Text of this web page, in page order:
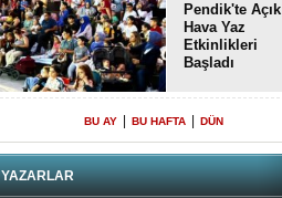
Pendik'te Açık
Hava Yaz
Etkinlikleri
Başladı
BU AY BU HAFTA DÜN
YAZARLAR